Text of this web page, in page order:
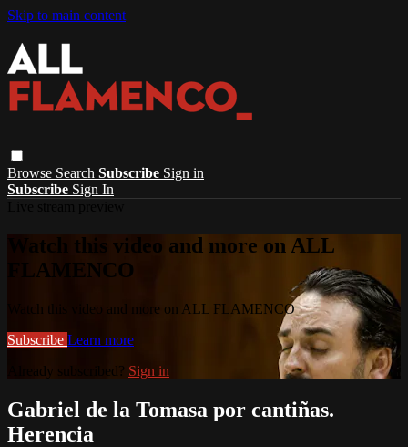
Skip to main content
Browse Search Subscribe Sign in
Subscribe Sign In
Watch this video and more on ALL
FLAMENCO
Watch this video and more on ALL FLAMENCO
Subscribe Learn more
Already subscribed? Sign in
Gabriel de la Tomasa por cantiñas.
Herencia